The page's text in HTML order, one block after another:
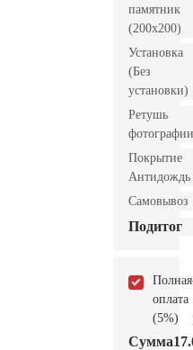
памятник
(200x200)
Установка
(Без
установки)
Ретушь
фотографии
Покрытие
Антидождь
Самовывоз
Подитог
Полная
оплата
(5%)
Сумма